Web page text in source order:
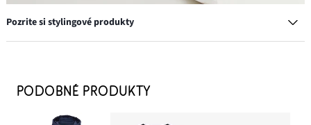
Pozrite si stylingové produkty
49,99 €
PODOBNÉ PRODUKTY